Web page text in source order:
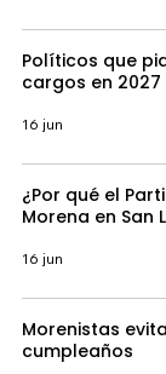
Políticos que
cargos en 2027
16 jun
¿Por qué el
Morena en San
16 jun
Morenistas
cumpleaños